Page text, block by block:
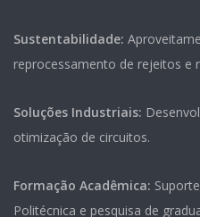
Sustentabilidade:
reprocessamento de rejeitos e
Soluções Industriais:
otimização de circuitos.
Formação Acadêmica:
Politécnica e pesquisa de